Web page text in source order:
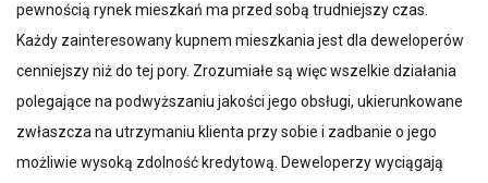
pewnością rynek mieszkań ma przed sobą trudniejszy czas.
Każdy zainteresowany kupnem mieszkania jest dla deweloperów
cenniejszy niż do tej pory. Zrozumiałe są więc wszelkie działania
polegające na podwyższaniu jakości jego obsługi, ukierunkowane
zwłaszcza na utrzymaniu klienta przy sobie i zadbanie o jego
możliwie wysoką zdolność kredytową. Deweloperzy wyciągają